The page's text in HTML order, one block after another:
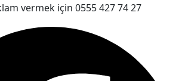
vermek için 0555 427 74 27